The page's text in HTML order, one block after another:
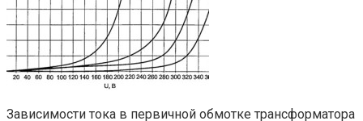
Зависимости тока в первичной обмотке трансформатора